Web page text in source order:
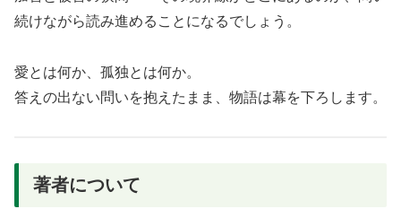
続けながら読み進めることになるでしょう。
愛とは何か、孤独とは何か。
答えの出ない問いを抱えたまま、物語は幕を下ろします。
著者について